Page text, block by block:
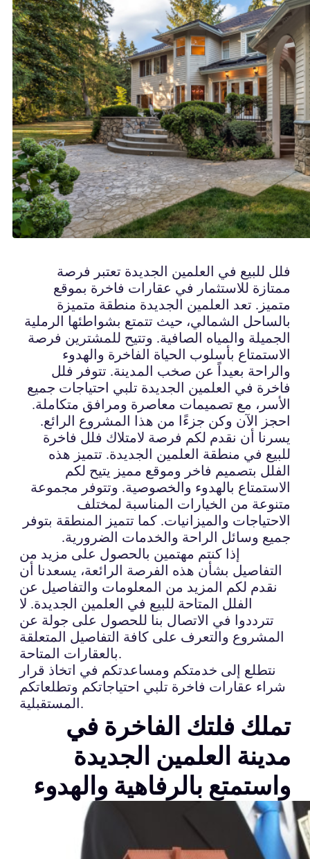
فلل للبيع في العلمين الجديدة تعتبر فرصة
ممتازة للاستثمار في عقارات فاخرة بموقع
متميز. تعد العلمين الجديدة منطقة متميزة
بالساحل الشمالي، حيث تتمتع بشواطئها الرملية
الجميلة والمياه الصافية. وتتيح للمشترين فرصة
الاستمتاع بأسلوب الحياة الفاخرة والهدوء
والراحة بعيداً عن صخب المدينة. تتوفر فلل
فاخرة في العلمين الجديدة تلبي احتياجات جميع
الأسر، مع تصميمات معاصرة ومرافق متكاملة.
احجز الآن وكن جزءًا من هذا المشروع الرائع.
يسرنا أن نقدم لكم فرصة لامتلاك فلل فاخرة
للبيع في منطقة العلمين الجديدة. تتميز هذه
الفلل بتصميم فاخر وموقع مميز يتيح لكم
الاستمتاع بالهدوء والخصوصية. وتتوفر مجموعة
متنوعة من الخيارات المناسبة لمختلف
الاحتياجات والميزانيات. كما تتميز المنطقة بتوفر
جميع وسائل الراحة والخدمات الضرورية.
إذا كنتم مهتمين بالحصول على مزيد من
التفاصيل بشأن هذه الفرصة الرائعة، يسعدنا أن
نقدم لكم المزيد من المعلومات والتفاصيل عن
الفلل المتاحة للبيع في العلمين الجديدة. لا
تترددوا في الاتصال بنا للحصول على جولة عن
المشروع والتعرف على كافة التفاصيل المتعلقة
بالعقارات المتاحة.
نتطلع إلى خدمتكم ومساعدتكم في اتخاذ قرار
شراء عقارات فاخرة تلبي احتياجاتكم وتطلعاتكم
المستقبلية.
تملك فلتك الفاخرة في
مدينة العلمين الجديدة
واستمتع بالرفاهية والهدوء